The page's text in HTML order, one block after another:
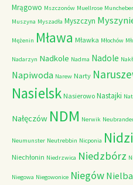
Mrągowo Mszczonów Muellrose
Muszyna Myszadła Myszczyn
Mężenin Mława Mławka Młochów
Nadarzyn Nadkole Nadma Nadole
Napiwoda Narew Narty
Nasielsk Nasierowo Nastajki
Nałęczów NDM Nerwik
Neumunster Neutrebbin Nicponia
Niechłonin Niedrzwica Niedzbórz
Niegowa Niegowonice Niegów